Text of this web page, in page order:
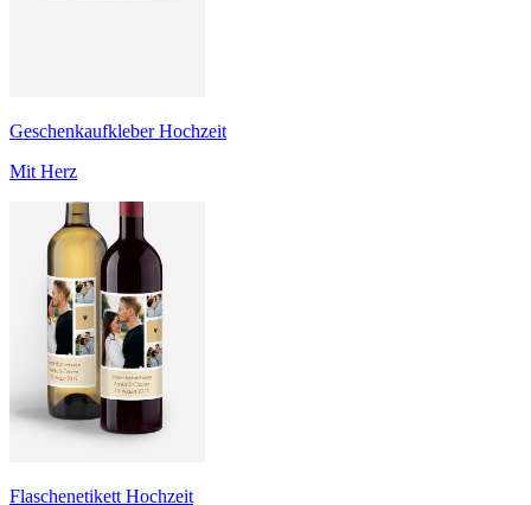
Geschenkaufkleber Hochzeit
Mit Herz
Flaschenetikett Hochzeit